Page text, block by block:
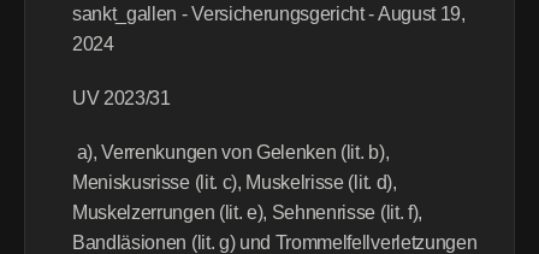
sankt_gallen - Versicherungsgericht - August 19,
2024
UV 2023/31
a), Verrenkungen von Gelenken (lit. b),
Meniskusrisse (lit. c), Muskelrisse (lit. d),
Muskelzerrungen (lit. e), Sehnenrisse (lit. f),
Bandläsionen (lit. g) und Trommelfellverletzungen